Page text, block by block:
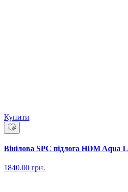
Купити
Вінілова SPC підлога HDM Aqua
1840.00 грн.